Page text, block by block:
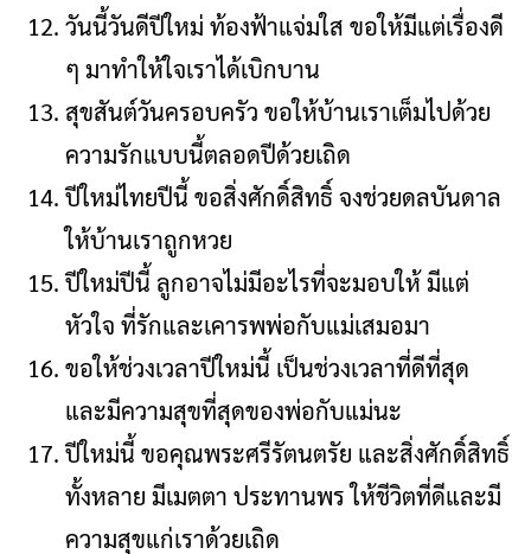
วันนี้วันดีปีใหม่ ท้องฟ้าแจ่มใส ขอให้มีแต่เรื่องดี
ๆ มาทำให้ใจเราได้เบิกบาน
สุขสันต์วันครอบครัว ขอให้บ้านเราเต็มไปด้วย
ความรักแบบนี้ตลอดปีด้วยเถิด
ปีใหม่ไทยปีนี้ ขอสิ่งศักดิ์สิทธิ์ จงช่วยดลบันดาล
ให้บ้านเราถูกหวย
ปีใหม่ปีนี้ ลูกอาจไม่มีอะไรที่จะมอบให้ มีแต่
หัวใจ ที่รักและเคารพพ่อกับแม่เสมอมา
ขอให้ช่วงเวลาปีใหม่นี้ เป็นช่วงเวลาที่ดีที่สุด
และมีความสุขที่สุดของพ่อกับแม่นะ
ปีใหม่นี้ ขอคุณพระศรีรัตนตรัย และสิ่งศักดิ์สิทธิ์
ทั้งหลาย มีเมตตา ประทานพร ให้ชีวิตที่ดีและมี
ความสุขแก่เราด้วยเถิด